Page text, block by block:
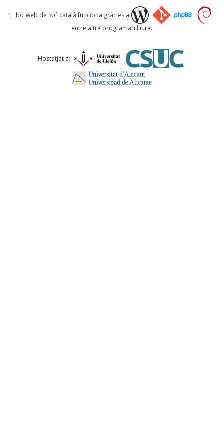
Què proposeu?
Comentari *
El lloc web de Softcatalà funciona gràcies a
entre altre programari lliure.
Hostatjat a: